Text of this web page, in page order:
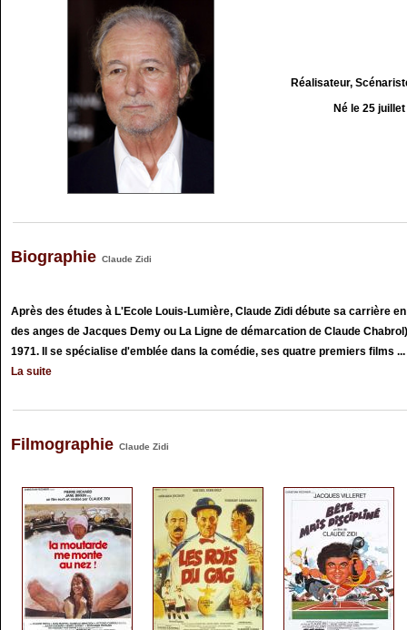
Réalisateur,
Né le 25
Biographie Claude Zidi
Après des études à L'Ecole Louis-Lumière, Claude Zidi débute sa carrière
des anges de Jacques Demy ou La Ligne de démarcation de Claude
1971. Il se spécialise d'emblée dans la comédie, ses quatre premiers films ...
La suite
Filmographie Claude Zidi